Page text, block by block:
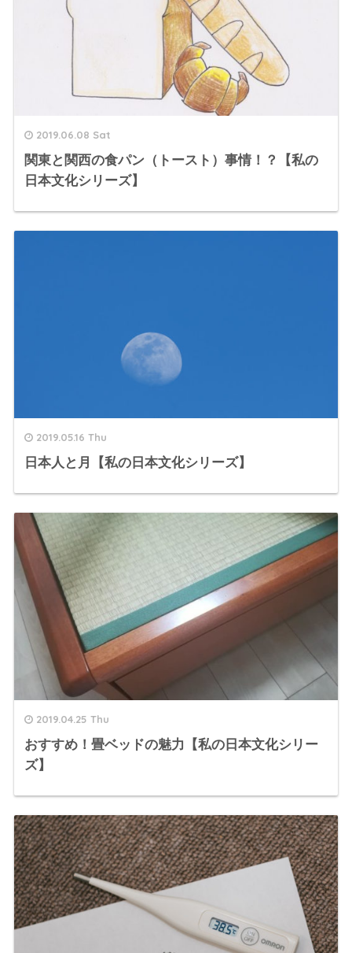
2019.06.08 Sat
関東と関西の食パン（トースト）事情！？【私の
日本文化シリーズ】
2019.05.16 Thu
日本人と月【私の日本文化シリーズ】
2019.04.25 Thu
おすすめ！畳ベッドの魅力【私の日本文化シリー
ズ】